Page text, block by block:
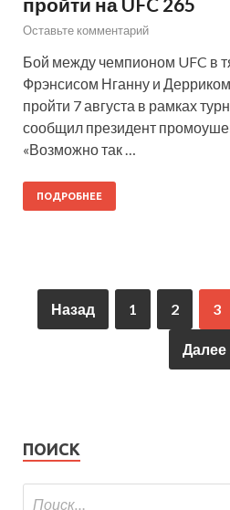
Оставьте комментарий
Бой между чемпионом UFC в
Фрэнсисом Нганну и
пройти 7 августа в рамках
сообщил президент
«Возможно так …
ПОДРОБНЕЕ
Назад 1 2 3
Далее
ПОИСК